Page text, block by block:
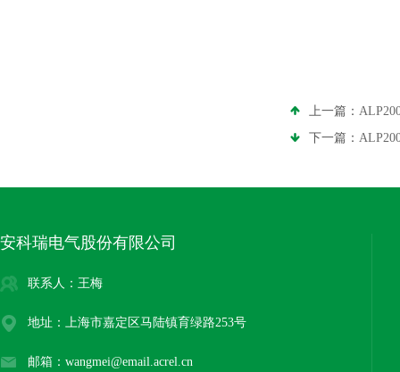
上一篇：
下一篇：
安科瑞电气股份有限公司
联系人：王梅
地址：上海市嘉定区马陆镇育绿路253号
邮箱：wangmei@email.acrel.cn